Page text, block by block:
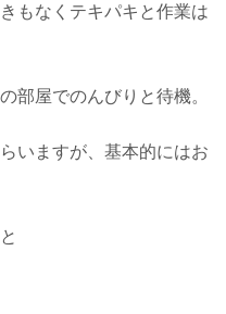
もなくテキパキと作業は
部屋でのんびりと待機。
いますが、基本的にはお